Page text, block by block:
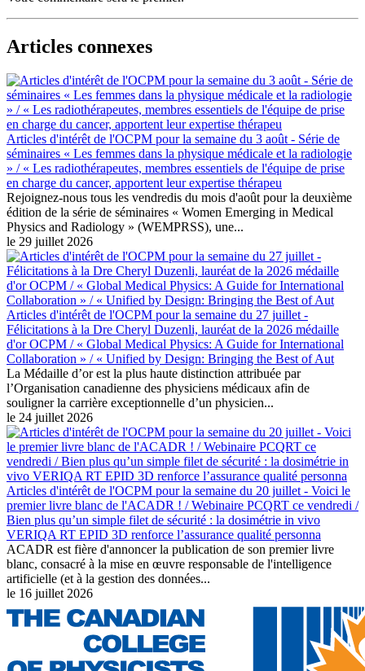
Articles connexes
Articles d'intérêt de l'OCPM pour la semaine du 3 août - Série de
séminaires « Les femmes dans la physique médicale et la radiologie
» / « Les radiothérapeutes, membres essentiels de l'équipe de prise
en charge du cancer, apportent leur expertise thérapeu
Rejoignez-nous tous les vendredis du mois d'août pour la deuxième
édition de la série de séminaires « Women Emerging in Medical
Physics and Radiology » (WEMPRSS), une...
le 29 juillet 2026
Articles d'intérêt de l'OCPM pour la semaine du 27 juillet -
Félicitations à la Dre Cheryl Duzenli, lauréat de la 2026 médaille
d'or OCPM / « Global Medical Physics: A Guide for International
Collaboration » / « Unified by Design: Bringing the Best of Aut
La Médaille d’or est la plus haute distinction attribuée par
l’Organisation canadienne des physiciens médicaux afin de
souligner la carrière exceptionnelle d’un physicien...
le 24 juillet 2026
Articles d'intérêt de l'OCPM pour la semaine du 20 juillet - Voici le
premier livre blanc de l'ACADR ! / Webinaire PCQRT ce vendredi /
Bien plus qu’un simple filet de sécurité : la dosimétrie in vivo
VERIQA RT EPID 3D renforce l’assurance qualité personna
ACADR est fière d'annoncer la publication de son premier livre
blanc, consacré à la mise en œuvre responsable de l'intelligence
artificielle (et à la gestion des données...
le 16 juillet 2026